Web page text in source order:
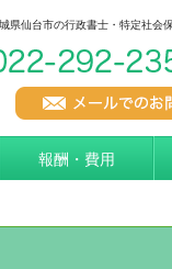
県仙台市の行政書士・特定社会
報酬・費用